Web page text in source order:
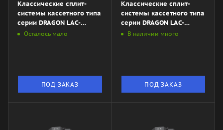
Классические сплит-
системы кассетного типа
серии DRAGON LAC-
DR165HP.C01\/S\/Pan DR-
Осталось мало
ПОД ЗАКАЗ
Классические сплит-
системы кассетного типа
серии DRAGON LAC-
DR140HP.C01\/S\/Pan DR-
В наличии много
ПОД ЗАКАЗ